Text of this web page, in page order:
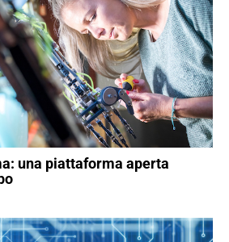
una piattaforma aperta